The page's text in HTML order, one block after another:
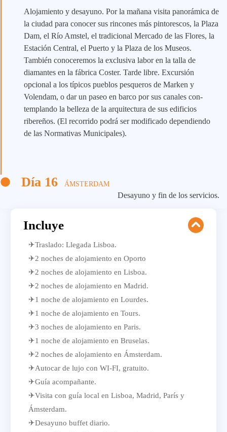
Alojamiento y desayuno. Por la mañana visita panorámica de
la ciudad para conocer sus rincones más pintorescos, la Plaza
Dam, el Río Amstel, el tradicional Mercado de las Flores, la
Estación Central, el Puerto y la Plaza de los Museos.
También conoceremos la exclusiva labor en la talla de
diamantes en la fábrica Coster. Tarde libre. Excursión
opcional a los típicos pueblos pesqueros de Marken y
Volendam, o dar un paseo en barco por sus canales con-
templando la belleza de la arquitectura de sus edificios
ribereños. (El recorrido podrá ser modificado dependiendo
de las Normativas Municipales).
Día 16 ÁMSTERDAM
Desayuno y fin de los servicios.
Incluye
✈Traslado: Llegada Lisboa.
✈2 noches de alojamiento en Oporto
✈2 noches de alojamiento en Lisboa.
✈2 noches de alojamiento en Madrid.
✈1 noche de alojamiento en Lourdes.
✈1 noche de alojamiento en Tours.
✈3 noches de alojamiento en Paris.
✈1 noche de alojamiento en Bruselas.
✈2 noches de alojamiento en Ámsterdam.
✈Autocar de lujo con WI-FI, gratuito.
✈Guía acompañante.
✈Visita con guía local en Lisboa, Madrid, París y
Ámsterdam.
✈Desayuno buffet diario.